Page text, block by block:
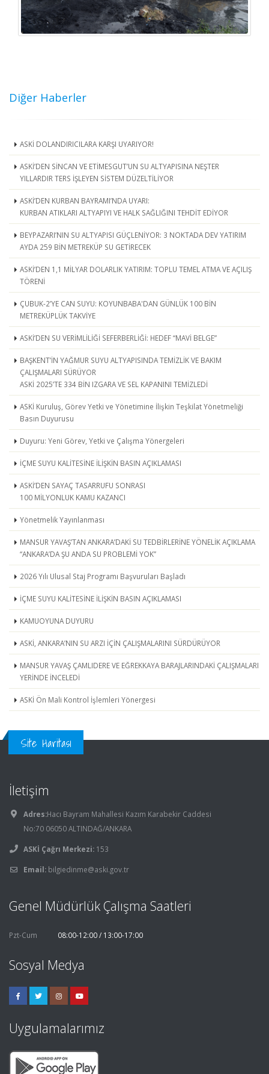
Diğer Haberler
ASKİ DOLANDIRICILARA KARŞI UYARIYOR!
ASKİ’DEN SİNCAN VE ETİMESGUT’UN SU ALTYAPISINA NEŞTER
YILLARDIR TERS İŞLEYEN SİSTEM DÜZELTİLİYOR
ASKİ’DEN KURBAN BAYRAMI’NDA UYARI:
KURBAN ATIKLARI ALTYAPIYI VE HALK SAĞLIĞINI TEHDİT EDİYOR
BEYPAZARI’NIN SU ALTYAPISI GÜÇLENİYOR: 3 NOKTADA DEV YATIRIM
AYDA 259 BİN METREKÜP SU GETİRECEK
ASKİ’DEN 1,1 MİLYAR DOLARLIK YATIRIM: TOPLU TEMEL ATMA VE AÇILIŞ
TÖRENİ
ÇUBUK-2’YE CAN SUYU: KOYUNBABA'DAN GÜNLÜK 100 BİN
METREKÜPLÜK TAKVİYE
ASKİ’DEN SU VERİMLİLİĞİ SEFERBERLİĞİ: HEDEF “MAVİ BELGE”
BAŞKENT’İN YAĞMUR SUYU ALTYAPISINDA TEMİZLİK VE BAKIM
ÇALIŞMALARI SÜRÜYOR
ASKİ 2025’TE 334 BİN IZGARA VE SEL KAPANINI TEMİZLEDİ
ASKİ Kuruluş, Görev Yetki ve Yönetimine İlişkin Teşkilat Yönetmeliği
Basın Duyurusu
Duyuru: Yeni Görev, Yetki ve Çalışma Yönergeleri
İÇME SUYU KALİTESİNE İLİŞKİN BASIN AÇIKLAMASI
ASKİ’DEN SAYAÇ TASARRUFU SONRASI
100 MİLYONLUK KAMU KAZANCI
Yönetmelik Yayınlanması
MANSUR YAVAŞ’TAN ANKARA’DAKİ SU TEDBİRLERİNE YÖNELİK AÇIKLAMA
“ANKARA’DA ŞU ANDA SU PROBLEMİ YOK”
2026 Yılı Ulusal Staj Programı Başvuruları Başladı
İÇME SUYU KALİTESİNE İLİŞKİN BASIN AÇIKLAMASI
KAMUOYUNA DUYURU
ASKİ, ANKARA’NIN SU ARZI İÇİN ÇALIŞMALARINI SÜRDÜRÜYOR
MANSUR YAVAŞ ÇAMLIDERE VE EĞREKKAYA BARAJLARINDAKİ ÇALIŞMALARI
YERİNDE İNCELEDİ
ASKİ Ön Mali Kontrol İşlemleri Yönergesi
Site Haritası
İletişim
Adres:Hacı Bayram Mahallesi Kazım Karabekir Caddesi
No:70 06050 ALTINDAĞ/ANKARA
ASKİ Çağrı Merkezi: 153
Email: bilgiedinme@aski.gov.tr
Genel Müdürlük Çalışma Saatleri
Pzt-Cum 08:00-12:00 / 13:00-17:00
Sosyal Medya
Uygulamalarımız